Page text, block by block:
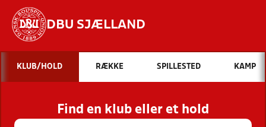
DBU SJÆLLAND
Hvad vil du søge efter?
INDHOLD OG NYHEDER
STILLINGER, RESULTATER, KLUBBER OG
HOLD
KLUB/HOLD RÆKKE SPILLESTED KAMP
Find en klub eller et hold